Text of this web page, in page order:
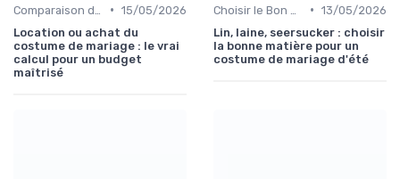
• 15/05/2026
Location ou achat du
costume de mariage : le vrai
calcul pour un budget
maîtrisé
• 13/05/2026
Lin, laine, seersucker : choisir
la bonne matière pour un
costume de mariage d'été